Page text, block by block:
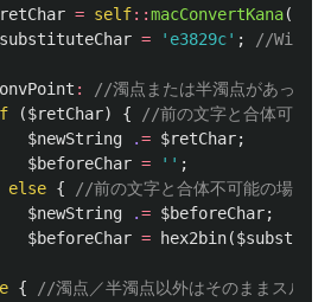
= self::macConvertKana(
= 'e3829c' ; //
:
//濁点または半濁点があった
($retChar) {
//前の文字と合体可能の
$newString
.= $retChar;
$beforeChar = '' ;
else {
//前の文字と合体不可能の場合
$newString
.= $beforeChar;
$beforeChar = hex2bin(
{
//濁点／半濁点以外はそのままスルー